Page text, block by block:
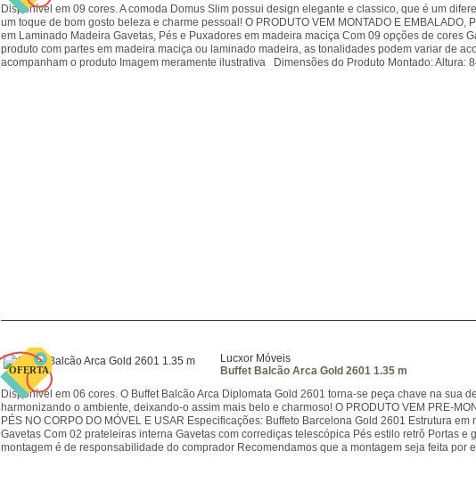
Disponível em 09 cores. A comoda Domus Slim possui design elegante e classico, que é um
um toque de bom gosto beleza e charme pessoal! O PRODUTO VEM MONTADO E
em Laminado Madeira Gavetas, Pés e Puxadores em madeira maciça Com 09 opções de cores
produto com partes em madeira maciça ou laminado madeira, as tonalidades podem variar de
acompanham o produto Imagem meramente ilustrativa Dimensões do Produto Montado: Altura:
Lucxor Móveis
Buffet Balcão Arca Gold 2601 1.35 m
Disponível em 06 cores. O Buffet Balcão Arca Diplomata Gold 2601 torna-se peça chave na sua
harmonizando o ambiente, deixando-o assim mais belo e charmoso! O PRODUTO VEM PRE-
PÉS NO CORPO DO MÓVEL E USAR Especificações: Buffeto Barcelona Gold 2601 Estrutura
Gavetas Com 02 prateleiras interna Gavetas com corrediças telescópica Pés estilo retrô Portas
montagem é de responsabilidade do comprador Recomendamos que a montagem seja feita por